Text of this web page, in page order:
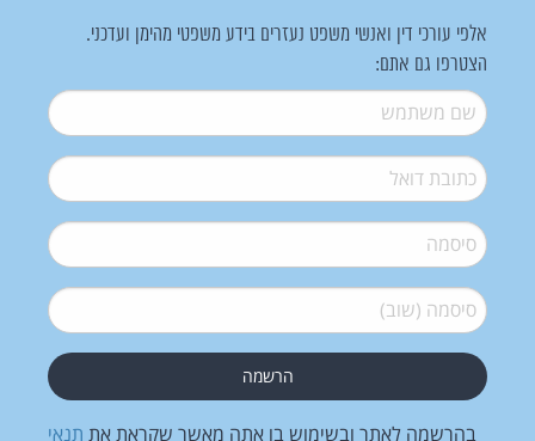
אלפי עורכי דין ואנשי משפט נעזרים בידע משפטי מהימן ועדכני.
הצטרפו גם אתם:
שם משתמש*
דואל*
סיסמה*
סיסמה (שוב)*
בהרשמה לאתר ובשימוש בו אתה מאשר שקראת את תנאי